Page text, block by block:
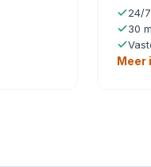
24/
30
Meer